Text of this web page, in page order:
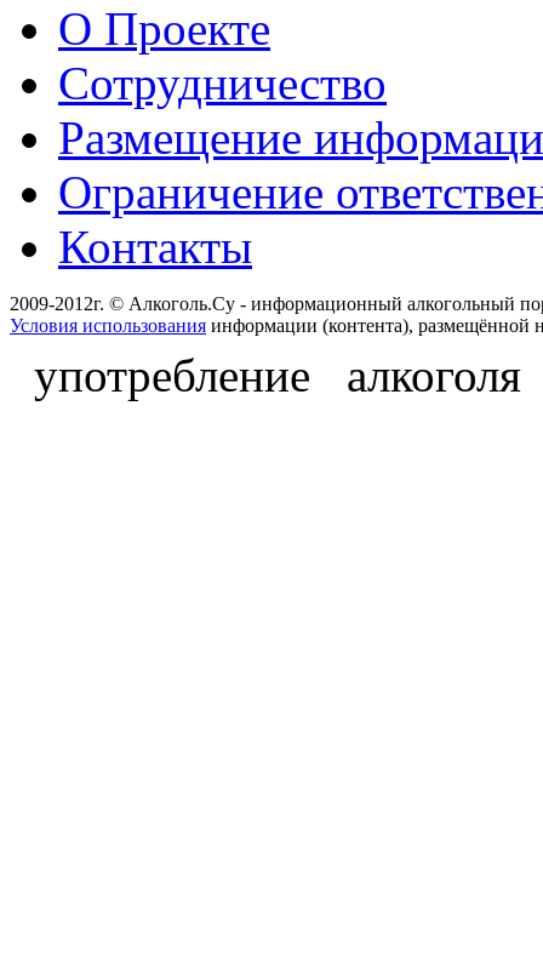
О Проекте
Сотрудничество
Размещение
Ограничение
Контакты
2009-2012г. © Алкоголь.Су - информационный алкогольный
Условия использования информации (контента), размещённой
употребление